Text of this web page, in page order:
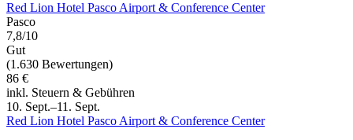
Red Lion Hotel Pasco Airport & Conference Center
Pasco
7,8/10
Gut
(1.630 Bewertungen)
86 €
inkl. Steuern & Gebühren
10. Sept.–11. Sept.
Red Lion Hotel Pasco Airport & Conference Center